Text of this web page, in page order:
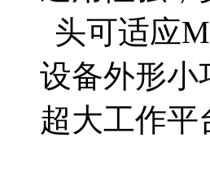
头可适应
设备外形小
超大工作平